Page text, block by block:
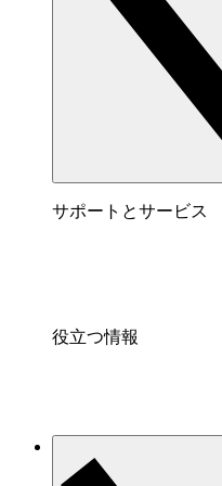
サポートとサービス
役立つ情報